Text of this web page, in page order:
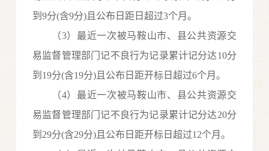
到9分(含9分)且公布日距日超过3个月。
（3）最近一次被马鞍山市、县公共资源交
易监督管理部门记不良行为记录累计记分达10分
到19分(含19分)且公布日距开标日超过6个月。
（4）最近一次被马鞍山市、县公共资源交
易监督管理部门记不良行为记录累计记分达20分
到29分(含29分)且公布日距开标日超过12个月。